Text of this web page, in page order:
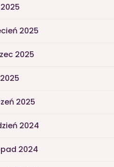
2025
2025
2025
2024
2024